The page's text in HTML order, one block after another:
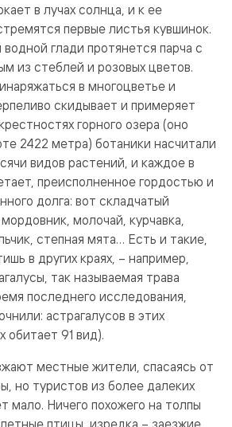
в лучах солнца, и к ее
первые листья кувшинок.
глади протянется парча с
из стеблей и розовых цветов.
в многоцветье и
скидывает и примеряет
горного озера (оно
2422 метра) ботаники насчитали
видов растений, и каждое в
преисполненное гордостью и
долга: вот складчатый
молочай, курчавка,
степная мята… Есть и такие,
в других краях, – например,
так называемая трава
последнего исследования,
астрагалусов в этих
обитает 91 вид).
местные жители, спасаясь от
но туристов из более далеких
мало. Ничего похожего на толпы
птицы, изредка – заезжие